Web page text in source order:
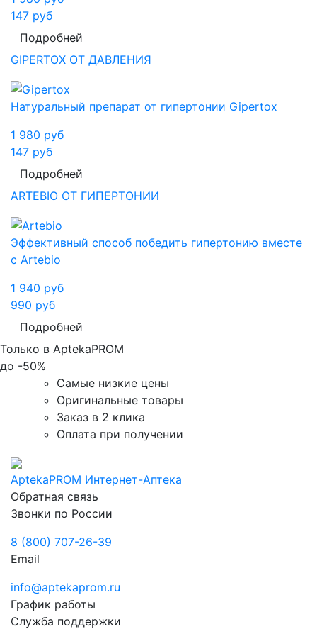
147 руб
Подробней
GIPERTOX ОТ ДАВЛЕНИЯ
Натуральный препарат от гипертонии Gipertox
1 980 руб
147 руб
Подробней
ARTEBIO ОТ ГИПЕРТОНИИ
Эффективный способ победить гипертонию вместе
с Artebio
1 940 руб
990 руб
Подробней
Только в AptekaPROM
до -50%
Самые низкие цены
Оригинальные товары
Заказ в 2 клика
Оплата при получении
AptekaPROM Интернет-Аптека
Обратная связь
Звонки по России
8 (800) 707-26-39
Email
info@aptekaprom.ru
График работы
Служба поддержки